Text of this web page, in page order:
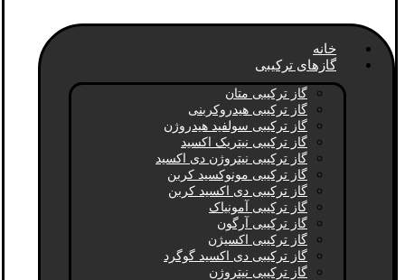
خانه
گازهای ترکیبی
گاز ترکیبی متان
گاز ترکیبی هیدروکربنی
گاز ترکیبی سولفید هیدروژن
گاز ترکیبی نیتریک اکسید
گاز ترکیبی نیتروژن دی اکسید
گاز ترکیبی مونوکسید کربن
گاز ترکیبی دی اکسید کربن
گاز ترکیبی آمونیاک
گاز ترکیبی آرگون
گاز ترکیبی اکسیژن
گاز ترکیبی دی اکسید گوگرد
گاز ترکیبی نیتروژن